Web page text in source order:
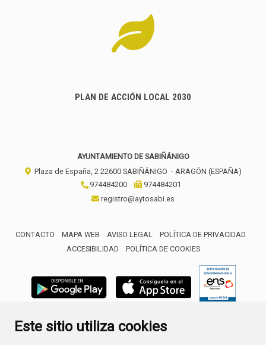
Este sitio utiliza cookies
PLAN DE ACCIÓN LOCAL 2030
AYUNTAMIENTO DE SABIÑÁNIGO
Plaza de España, 2 22600 SABIÑÁNIGO - ARAGÓN (ESPAÑA)
974484200
974484201
registro@aytosabi.es
CONTACTO MAPA WEB AVISO LEGAL
POLÍTICA DE PRIVACIDAD
ACCESIBILIDAD
POLÍTICA DE COOKIES